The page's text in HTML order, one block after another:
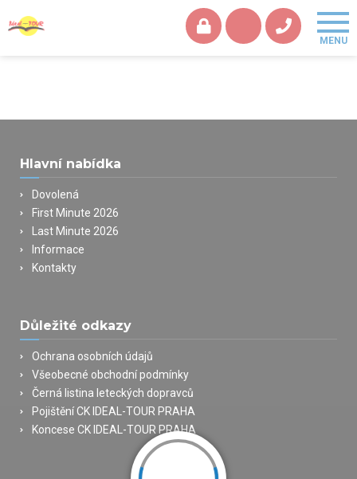
Hlavní nabídka
Dovolená
First Minute 2026
Last Minute 2026
Informace
Kontakty
Důležité odkazy
Ochrana osobních údajů
Všeobecné obchodní podmínky
Černá listina leteckých dopravců
Pojištění CK IDEAL-TOUR PRAHA
Koncese CK IDEAL-TOUR PRAHA